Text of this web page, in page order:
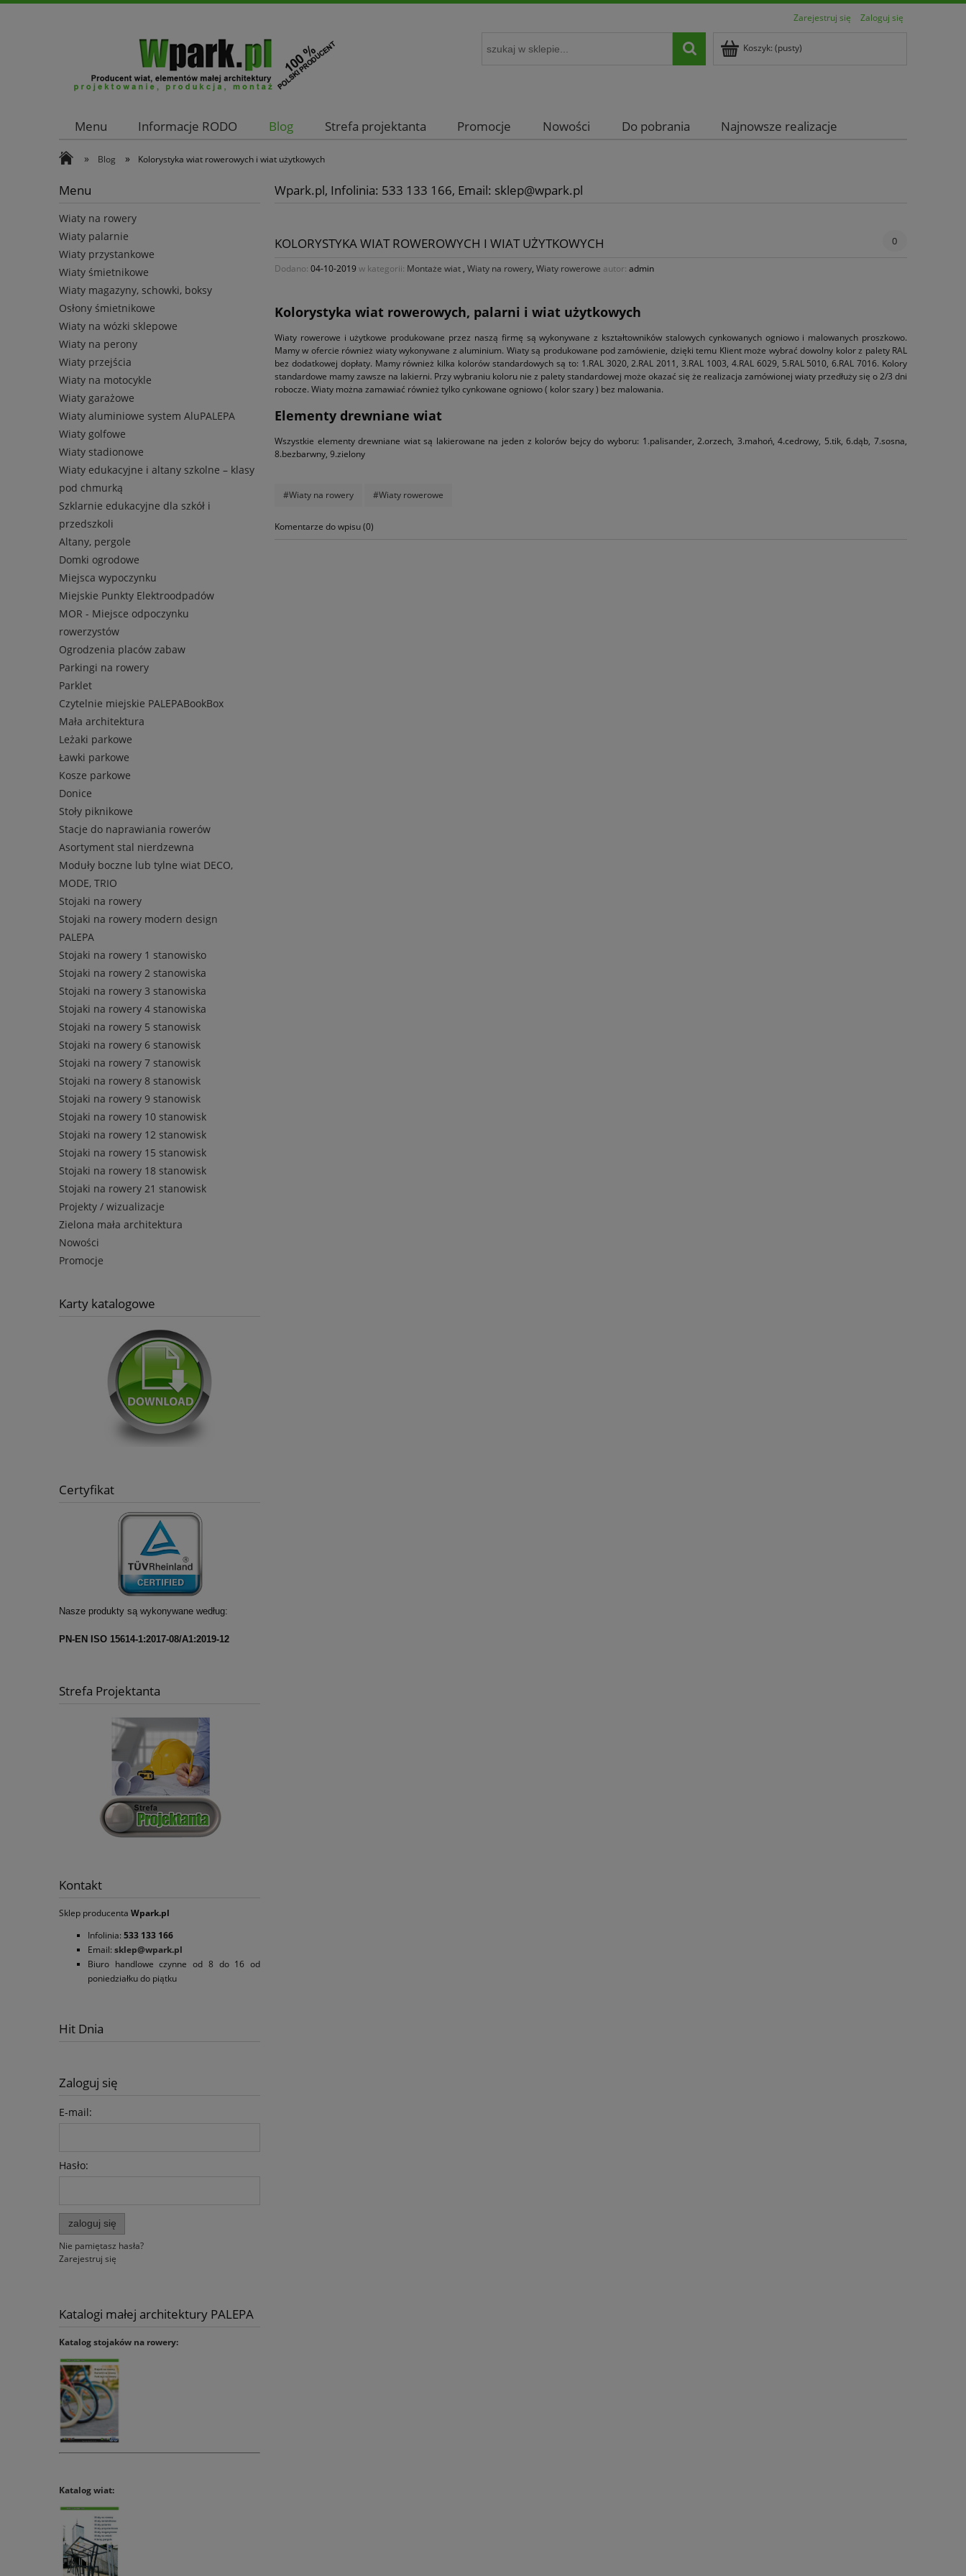
Zarejestruj się Zaloguj się
Koszyk: (pusty)
Menu Informacje RODO Blog Strefa projektanta Promocje Nowości Do pobrania
Najnowsze realizacje
Kontakt
» Blog » Kolorystyka wiat rowerowych i wiat użytkowych
Menu
Wiaty na rowery
Wiaty palarnie
Wiaty przystankowe
Wiaty śmietnikowe
Wiaty magazyny, schowki, boksy
Osłony śmietnikowe
Wiaty na wózki sklepowe
Wiaty na perony
Wiaty przejścia
Wiaty na motocykle
Wiaty garażowe
Wiaty aluminiowe system AluPALEPA
Wiaty golfowe
Wiaty stadionowe
Wiaty edukacyjne i altany szkolne – klasy
pod chmurką
Szklarnie edukacyjne dla szkół i
przedszkoli
Altany, pergole
Domki ogrodowe
Miejsca wypoczynku
Miejskie Punkty Elektroodpadów
MOR - Miejsce odpoczynku
rowerzystów
Ogrodzenia placów zabaw
Parkingi na rowery
Parklet
Czytelnie miejskie PALEPABookBox
Mała architektura
Leżaki parkowe
Ławki parkowe
Kosze parkowe
Donice
Stoły piknikowe
Stacje do naprawiania rowerów
Asortyment stal nierdzewna
Moduły boczne lub tylne wiat DECO,
MODE, TRIO
Stojaki na rowery
Stojaki na rowery modern design
PALEPA
Stojaki na rowery 1 stanowisko
Stojaki na rowery 2 stanowiska
Stojaki na rowery 3 stanowiska
Stojaki na rowery 4 stanowiska
Stojaki na rowery 5 stanowisk
Stojaki na rowery 6 stanowisk
Stojaki na rowery 7 stanowisk
Stojaki na rowery 8 stanowisk
Stojaki na rowery 9 stanowisk
Stojaki na rowery 10 stanowisk
Stojaki na rowery 12 stanowisk
Stojaki na rowery 15 stanowisk
Stojaki na rowery 18 stanowisk
Stojaki na rowery 21 stanowisk
Projekty / wizualizacje
Zielona mała architektura
Nowości
Promocje
Karty katalogowe
Certyfikat
Nasze produkty są wykonywane według:
PN-EN ISO 15614-1:2017-08/A1:2019-12
Strefa Projektanta
Kontakt
Sklep producenta Wpark.pl
Infolinia: 533 133 166
Email: sklep@wpark.pl
Biuro handlowe czynne od 8 do 16 od
poniedziałku do piątku
Hit Dnia
Zaloguj się
E-mail:
Hasło:
zaloguj się
Nie pamiętasz hasła?
Zarejestruj się
Katalogi małej architektury PALEPA
Katalog stojaków na rowery:
Katalog wiat:
Wpark.pl, Infolinia: 533 133 166, Email: sklep@wpark.pl
KOLORYSTYKA WIAT ROWEROWYCH I WIAT UŻYTKOWYCH 0
Dodano: 04-10-2019w kategorii: Montaże wiat , Wiaty na rowery, Wiaty rowerowe autor: admin
Kolorystyka wiat rowerowych, palarni i wiat użytkowych
Wiaty rowerowe i użytkowe produkowane przez naszą firmę są wykonywane z kształtowników stalowych cynkowanych ogniowo i malowanych proszkowo.
Mamy w ofercie również wiaty wykonywane z aluminium. Wiaty są produkowane pod zamówienie, dzięki temu Klient może wybrać dowolny kolor z palety RAL
bez dodatkowej dopłaty. Mamy również kilka kolorów standardowych są to: 1.RAL 3020, 2.RAL 2011, 3.RAL 1003, 4.RAL 6029, 5.RAL 5010, 6.RAL 7016. Kolory
standardowe mamy zawsze na lakierni. Przy wybraniu koloru nie z palety standardowej może okazać się że realizacja zamówionej wiaty przedłuży się o 2/3 dni
robocze. Wiaty można zamawiać również tylko cynkowane ogniowo ( kolor szary ) bez malowania.
Elementy drewniane wiat
Wszystkie elementy drewniane wiat są lakierowane na jeden z kolorów bejcy do wyboru: 1.palisander, 2.orzech, 3.mahoń, 4.cedrowy, 5.tik, 6.dąb, 7.sosna,
8.bezbarwny, 9.zielony
#Wiaty na rowery #Wiaty rowerowe
Komentarze do wpisu (0)